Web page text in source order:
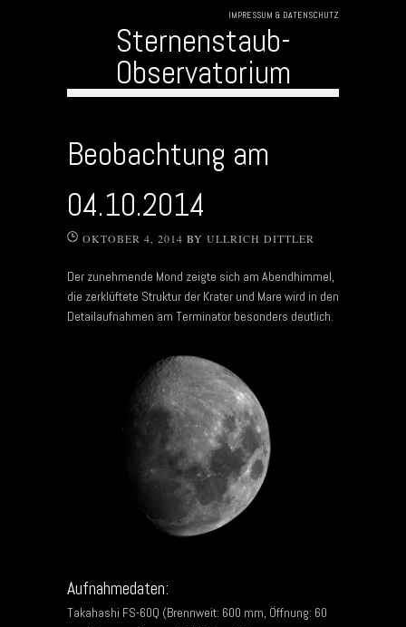
IMPRESSUM & DATENSCHUTZ
Sternenstaub-
Observatorium
Beobachtung am
04.10.2014
OKTOBER 4, 2014 BY ULLRICH DITTLER
Der zunehmende Mond zeigte sich am Abendhimmel,
die zerklüftete Struktur der Krater und Mare wird in den
Detailaufnahmen am Terminator besonders deutlich.
Aufnahmedaten:
Takahashi FS-60Q (Brennweit: 600 mm, Öffnung: 60